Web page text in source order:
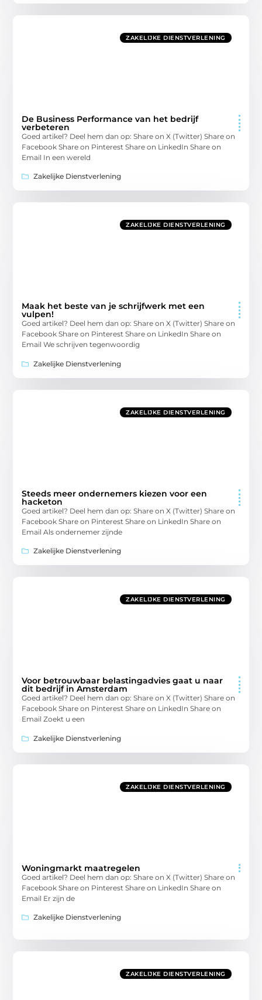
ZAKELIJKE DIENSTVERLENING
De Business Performance van het bedrijf
verbeteren
Goed artikel? Deel hem dan op: Share on X (Twitter) Share on
Facebook Share on Pinterest Share on LinkedIn Share on
Email In een wereld
Zakelijke Dienstverlening
ZAKELIJKE DIENSTVERLENING
Maak het beste van je schrijfwerk met een
vulpen!
Goed artikel? Deel hem dan op: Share on X (Twitter) Share on
Facebook Share on Pinterest Share on LinkedIn Share on
Email We schrijven tegenwoordig
Zakelijke Dienstverlening
ZAKELIJKE DIENSTVERLENING
Steeds meer ondernemers kiezen voor een
hacketon
Goed artikel? Deel hem dan op: Share on X (Twitter) Share on
Facebook Share on Pinterest Share on LinkedIn Share on
Email Als ondernemer zijnde
Zakelijke Dienstverlening
ZAKELIJKE DIENSTVERLENING
Voor betrouwbaar belastingadvies gaat u naar
dit bedrijf in Amsterdam
Goed artikel? Deel hem dan op: Share on X (Twitter) Share on
Facebook Share on Pinterest Share on LinkedIn Share on
Email Zoekt u een
Zakelijke Dienstverlening
ZAKELIJKE DIENSTVERLENING
Woningmarkt maatregelen
Goed artikel? Deel hem dan op: Share on X (Twitter) Share on
Facebook Share on Pinterest Share on LinkedIn Share on
Email Er zijn de
Zakelijke Dienstverlening
ZAKELIJKE DIENSTVERLENING